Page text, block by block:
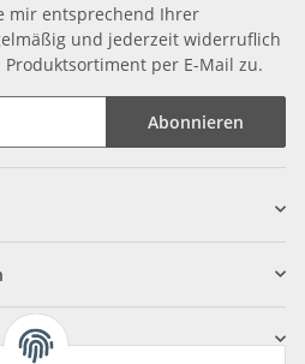
mir entsprechend Ihrer
und jederzeit widerruflich
per E-Mail zu.
Abonnieren